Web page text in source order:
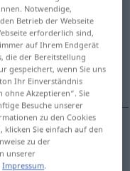
antippen)
Notwendige,
Betrieb der Webseite
erforderlich sind,
auf Ihrem Endgerät
die der Bereitstellung
gespeichert, wenn Sie uns
Ihr Einverständnis
ohne Akzeptieren“. Sie
Besuche unserer
zu den Cookies
Sie einfach auf den
zu der
unserer
Impressum